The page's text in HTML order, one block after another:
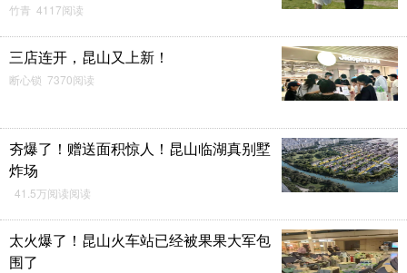
竹青 4117阅读
三店连开，昆山又上新！
断心锁 7370阅读
夯爆了！赠送面积惊人！昆山临湖真别墅
炸场
41.5万阅读阅读
太火爆了！昆山火车站已经被果果大军包
围了